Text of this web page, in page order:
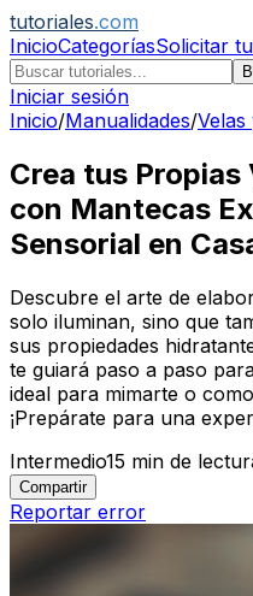
tutoriales.com
InicioCategoríasSolicitar
Iniciar sesión
Inicio/Manualidades/
Crea tus Propias
con Mantecas
Sensorial en
Descubre el arte de
solo iluminan, sino que
sus propiedades
te guiará paso a paso
ideal para mimarte o
¡Prepárate para una
Intermedio15 min de
Compartir
Reportar error